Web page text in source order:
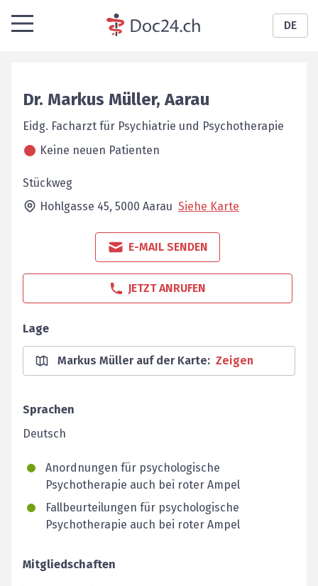
DE
Dr. Markus Müller,Aarau
Eidg. Facharzt für Psychiatrie und Psychotherapie
Keine neuen Patienten
Stückweg
Hohlgasse 45, 5000 Aarau Siehe Karte
E-MAIL SENDEN
JETZT ANRUFEN
Lage
Markus Müller auf der Karte: Zeigen
Sprachen
Deutsch
Anordnungen für psychologische
Psychotherapie auch bei roter Ampel
Fallbeurteilungen für psychologische
Psychotherapie auch bei roter Ampel
Mitgliedschaften